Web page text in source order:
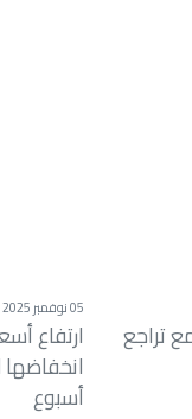
تراجع
05 نوفمبر 2025
ارتفاع
أسبوع